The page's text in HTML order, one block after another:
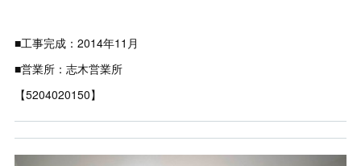
■工事完成：2014年11月
■営業所：志木営業所
【5204020150】